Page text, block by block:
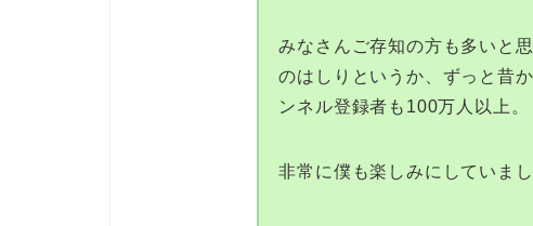
みなさんご存知の方も多いと
のはしりというか、ずっと昔
ンネル登録者も100万人以上。
非常に僕も楽しみにしていまし